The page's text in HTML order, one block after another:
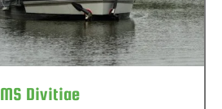
MS Divitiae